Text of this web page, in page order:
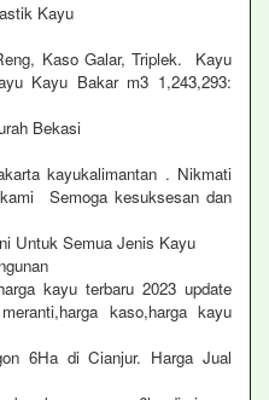
Kayu
Kaso Galar, Triplek. Kayu
Kayu Bakar m3 1,243,293:
Bekasi
kayukalimantan . Nikmati
Semoga kesuksesan dan
Untuk Semua Jenis Kayu
kayu terbaru 2023 update
kaso,harga kayu
6Ha di Cianjur. Harga Jual